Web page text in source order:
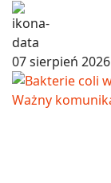
07 sierpień 2026